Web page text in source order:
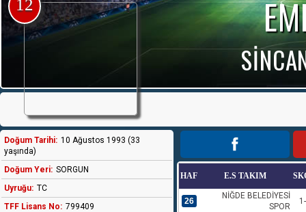
12
Doğum Tarihi: 10 Ağustos 1993 (33
yaşında)
Doğum Yeri: SORGUN
Uyruğu: TC
TFF Lisans No: 799409
HAF E.S TAKIM
26
NİĞDE BELEDİYESİ
SPOR